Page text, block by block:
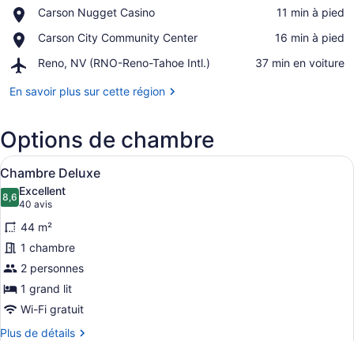
State
Carson Nugget Casino
Place,
Nugget
‪11 min à pied‬
Carson City Community Center
Place,
City
Center
‪16 min à pied‬
Reno, NV (RNO-Reno-Tahoe Intl.)
Airport,
NV
Tahoe
Intl.)
‪37 min en voiture‬
En savoir plus sur cette région
Options de chambre
Afficher
toutes
les
photos
pour
ce
type
de
chambre :
Chambre
Chambre Deluxe | Lit avec
18
Chambre Deluxe
8,68,6 sur 10
Excellent
40 avis
(40 avis)
44 m²
1 chambre
2 personnes
1 grand lit
Wi-Fi gratuit
Plus de détails
Plus